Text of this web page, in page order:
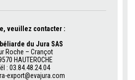
veuillez contacter :
du Jura SAS
Roche – Crançot
HAUTEROCHE
: 03.84.48.24.04
export@evajura.com